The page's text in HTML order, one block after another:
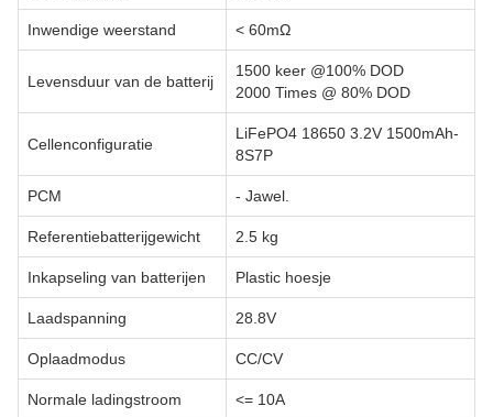
Inwendige weerstand < 60mΩ
Levensduur van de batterij
1500 keer @100% DOD
2000 Times @ 80% DOD
Cellenconfiguratie
LiFePO4 18650 3.2V 1500mAh-
8S7P
PCM - Jawel.
Referentiebatterijgewicht 2.5 kg
Inkapseling van batterijen Plastic hoesje
Laadspanning 28.8V
Oplaadmodus CC/CV
Normale ladingstroom <= 10A